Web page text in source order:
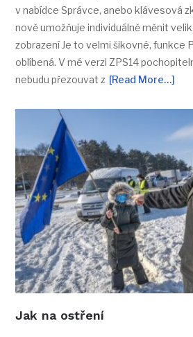
v nabídce Správce, anebo klávesová
nově umožňuje individuálně měnit
zobrazení Je to velmi šikovné, funkce
oblíbená. V mé verzi ZPS14
nebudu přezouvat z [Read More…]
Jak na ostření